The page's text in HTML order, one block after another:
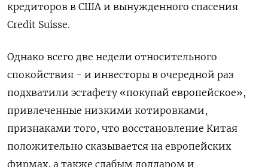
кредиторов в США и вынужденного спасения
Credit Suisse.
Однако всего две недели относительного
спокойствия - и инвесторы в очередной раз
подхватили эстафету «покупай европейское»,
привлеченные низкими котировками,
признаками того, что восстановление Китая
положительно сказывается на европейских
фирмах, а также слабым долларом и